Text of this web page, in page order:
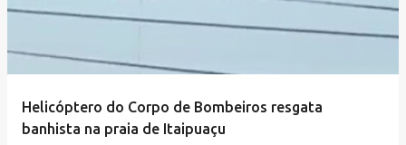
Helicóptero do Corpo de Bombeiros resgata
banhista na praia de Itaipuaçu